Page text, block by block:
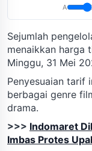
A
Sejumlah
menaikkan harga
Minggu, 31 Mei
Penyesuaian tarif
berbagai genre
drama.
>>> Indomaret
Imbas Protes